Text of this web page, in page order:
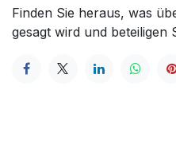
Finden Sie heraus, was
gesagt wird und beteiligen